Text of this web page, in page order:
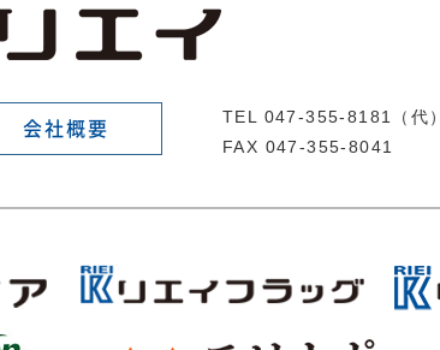
会社概要
TEL 047-355-8181（代）
FAX 047-355-8041